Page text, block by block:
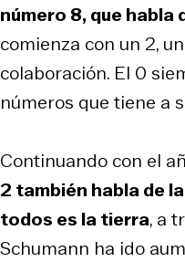
número 8, que habla
comienza con un 2,
colaboración. El 0
números que tiene a
Continuando con el
2 también habla de
todos es la tierra, a
Schumann ha ido